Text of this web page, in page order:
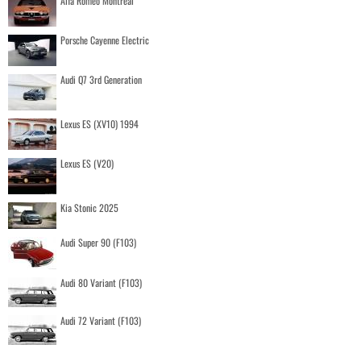
Porsche Cayenne Electric
Audi Q7 3rd Generation
Lexus ES (XV10) 1994
Lexus ES (V20)
Kia Stonic 2025
Audi Super 90 (F103)
Audi 80 Variant (F103)
Audi 72 Variant (F103)